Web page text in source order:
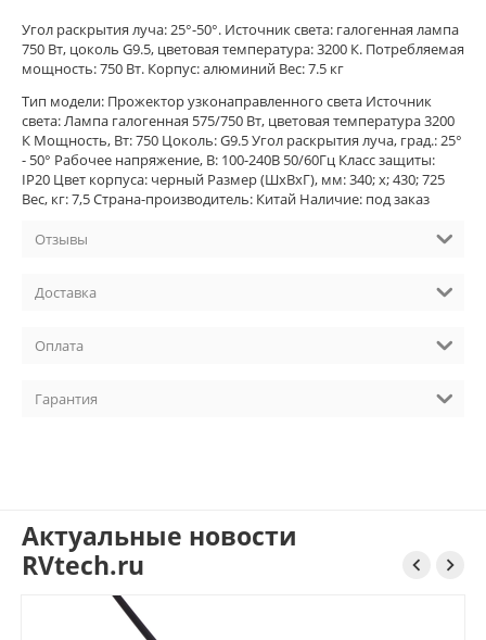
Угол раскрытия луча: 25°-50°. Источник света: галогенная лампа
750 Вт, цоколь G9.5, цветовая температура: 3200 К. Потребляемая
мощность: 750 Вт. Корпус: алюминий Вес: 7.5 кг
Тип модели: Прожектор узконаправленного света Источник
света: Лампа галогенная 575/750 Вт, цветовая температура 3200
К Мощность, Вт: 750 Цоколь: G9.5 Угол раскрытия луча, град.: 25°
- 50° Рабочее напряжение, В: 100-240В 50/60Гц Класс защиты:
IP20 Цвет корпуса: черный Размер (ШхВхГ), мм: 340; х; 430; 725
Вес, кг: 7,5 Страна-производитель: Китай Наличие: под заказ
Отзывы
Доставка
Оплата
Гарантия
Актуальные новости
RVtech.ru
 